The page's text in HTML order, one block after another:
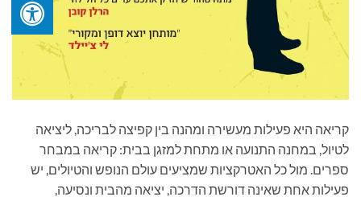
קריאה היא פעילות מעשירה ומהנה בין קפיצה לבריכה, ליציאה
לטיול, במחנה התנועה או מתחת למזגן בבית: קריאה במבחר
ספרים. מול כל האטרקציות שמציעים עולם הנופש והטיולים, יש
פעילות אחת שאינה דורשת הדרכה, יציאה מהבית ונסיעה,